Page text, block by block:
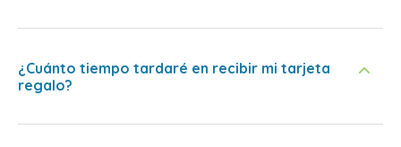
¿Cuánto tiempo tardaré en recibir mi tarjeta
regalo?